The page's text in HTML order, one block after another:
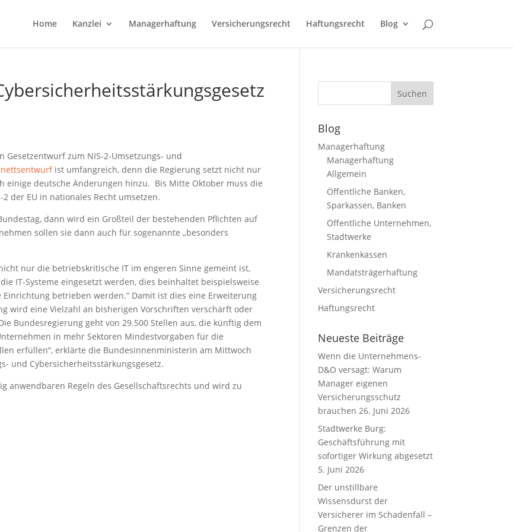
Home Kanzlei Managerhaftung Versicherungsrecht Haftungsrecht Blog
Gesetzentwurf zum NIS-2-Umsetzungs- und
ist umfangreich, denn die Regierung setzt nicht nur
einige deutsche Änderungen hinzu. Bis Mitte Oktober muss die
der EU in nationales Recht umsetzen.
dann wird ein Großteil der bestehenden Pflichten auf
sollen sie dann auch für sogenannte „besonders
nur die betriebskritische IT im engeren Sinne gemeint ist,
IT-Systeme eingesetzt werden, dies beinhaltet beispielsweise
betrieben werden.“ Damit ist dies eine Erweiterung
wird eine Vielzahl an bisherigen Vorschriften verschärft oder
Bundesregierung geht von 29.500 Stellen aus, die künftig dem
in mehr Sektoren Mindestvorgaben für die
erfüllen“, erklärte die Bundesinnenministerin am Mittwoch
und Cybersicherheitsstärkungsgesetz.
anwendbaren Regeln des Gesellschaftsrechts und wird zu
Blog
Managerhaftung
Managerhaftung
Allgemein
Öffentliche Banken,
Sparkassen, Banken
Öffentliche Unternehmen,
Stadtwerke
Krankenkassen
Mandatsträgerhaftung
Versicherungsrecht
Haftungsrecht
Neueste Beiträge
Wenn die Unternehmens-
D&O versagt: Warum
Manager eigenen
Versicherungsschutz
brauchen 26. Juni 2026
Stadtwerke Burg:
Geschäftsführung mit
sofortiger Wirkung abgesetzt
5. Juni 2026
Der unstillbare
Wissensdurst der
Versicherer im Schadenfall –
Grenzen der